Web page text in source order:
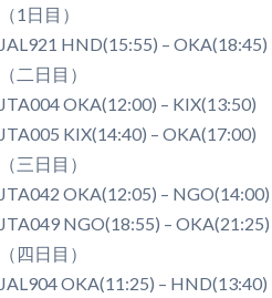
（1日目）
JAL921 HND(15:55) – OKA(18:45)
（二日目）
JTA004 OKA(12:00) – KIX(13:50)
JTA005 KIX(14:40) – OKA(17:00)
（三日目）
JTA042 OKA(12:05) – NGO(14:00)
JTA049 NGO(18:55) – OKA(21:25)
（四日目）
JAL904 OKA(11:25) – HND(13:40)